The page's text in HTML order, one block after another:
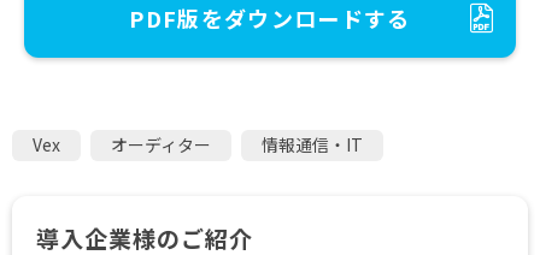
PDF版をダウンロードする
Vex オーディター 情報通信・IT
導入企業様のご紹介